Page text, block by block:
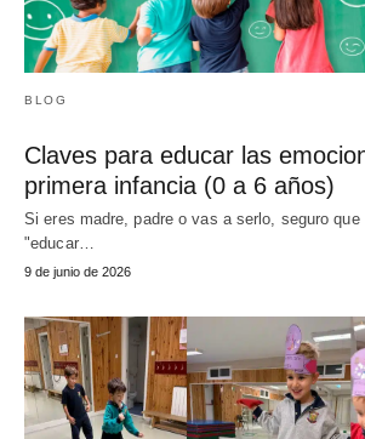
BLOG
Claves para educar las
primera infancia (0 a 6 años)
Si eres madre, padre o vas a serlo, seguro
"educar…
9 de junio de 2026